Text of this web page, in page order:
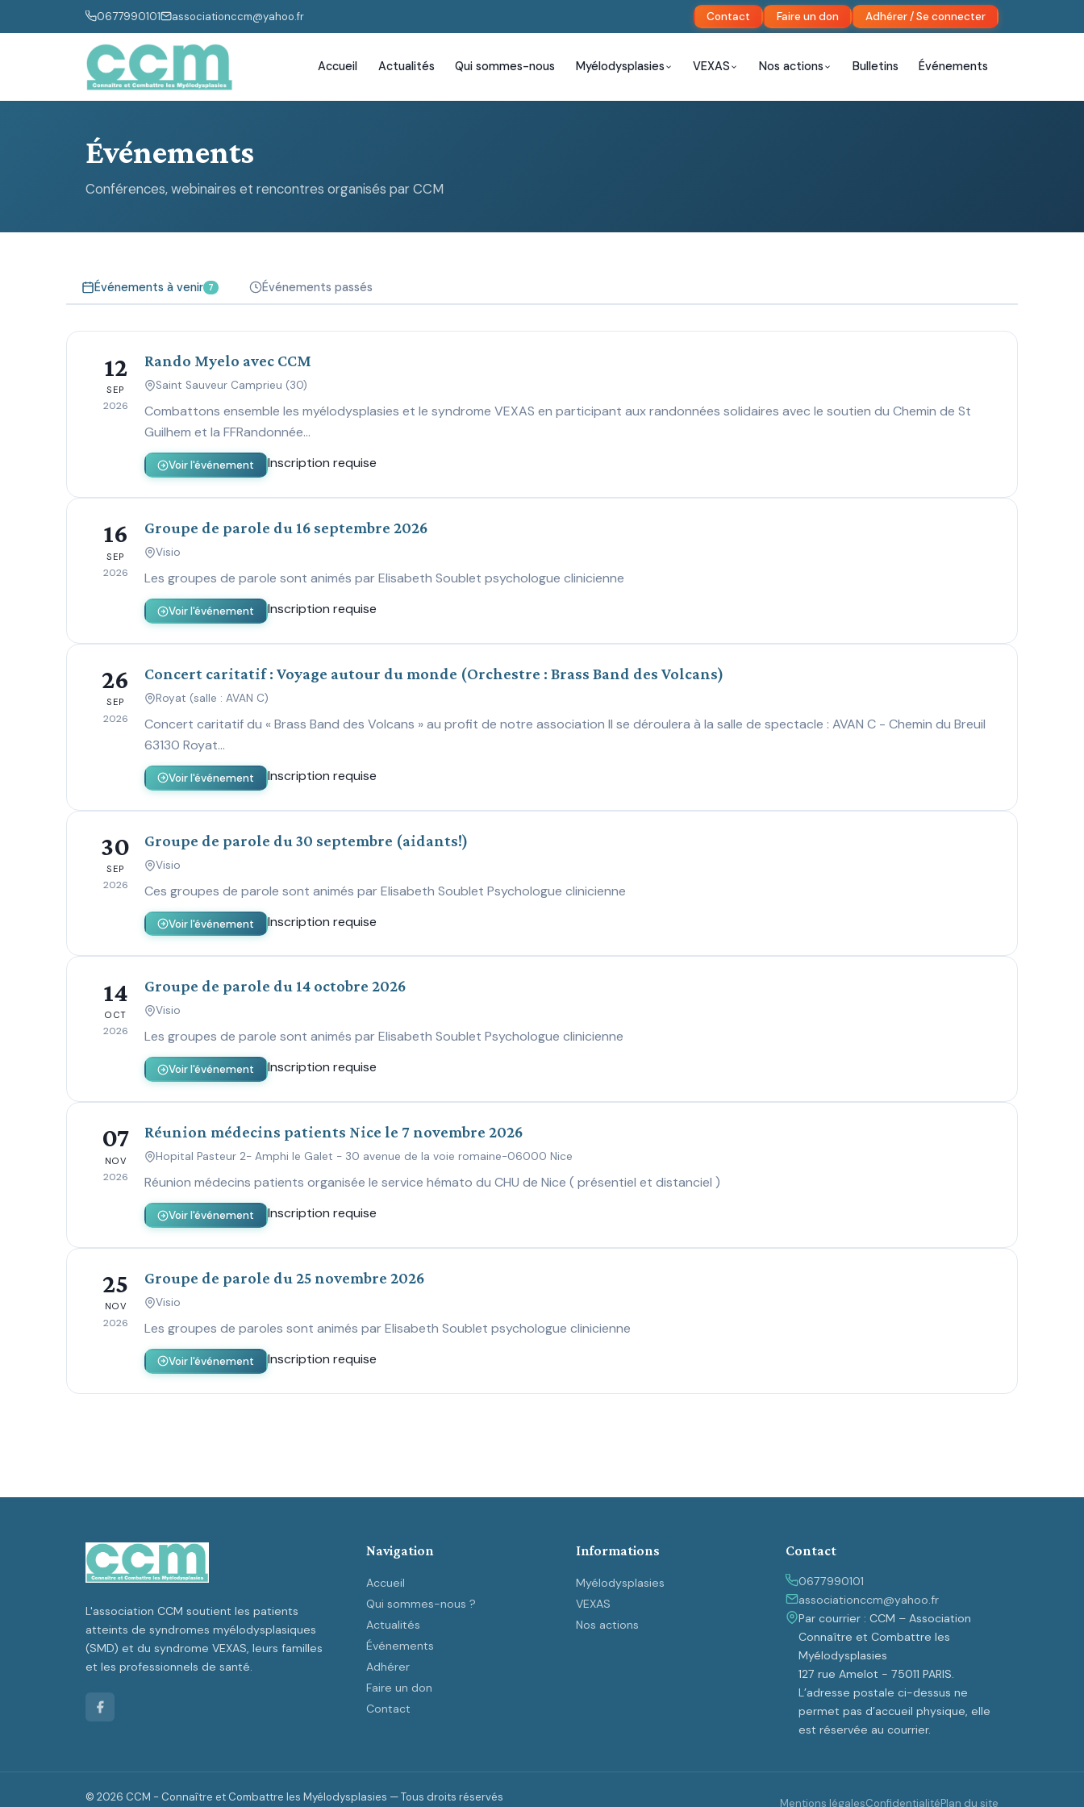
0677990101 associationccm@yahoo.fr Contact Faire un don Adhérer / Se connecter
Accueil Actualités Qui sommes-nous Myélodysplasies VEXAS Nos actions Bulletins Événements
Événements
Conférences, webinaires et rencontres organisés par CCM
Événements à venir 7 Événements passés
12
SEP
2026
Rando Myelo avec CCM
Saint Sauveur Camprieu (30)
Combattons ensemble les myélodysplasies et le syndrome VEXAS en participant aux randonnées solidaires avec le soutien du Chemin de St
Guilhem et la FFRandonnée…
Voir l'événement Inscription requise
16
SEP
2026
Groupe de parole du 16 septembre 2026
Visio
Les groupes de parole sont animés par Elisabeth Soublet psychologue clinicienne
Voir l'événement Inscription requise
26
SEP
2026
Concert caritatif : Voyage autour du monde (Orchestre : Brass Band des Volcans)
Royat (salle : AVAN C)
Concert caritatif du « Brass Band des Volcans » au profit de notre association Il se déroulera à la salle de spectacle : AVAN C - Chemin du Breuil
63130 Royat…
Voir l'événement Inscription requise
30
SEP
2026
Groupe de parole du 30 septembre (aidants!)
Visio
Ces groupes de parole sont animés par Elisabeth Soublet Psychologue clinicienne
Voir l'événement Inscription requise
14
OCT
2026
Groupe de parole du 14 octobre 2026
Visio
Les groupes de parole sont animés par Elisabeth Soublet Psychologue clinicienne
Voir l'événement Inscription requise
07
NOV
2026
Réunion médecins patients Nice le 7 novembre 2026
Hopital Pasteur 2- Amphi le Galet - 30 avenue de la voie romaine-06000 Nice
Réunion médecins patients organisée le service hémato du CHU de Nice ( présentiel et distanciel )
Voir l'événement Inscription requise
25
NOV
2026
Groupe de parole du 25 novembre 2026
Visio
Les groupes de paroles sont animés par Elisabeth Soublet psychologue clinicienne
Voir l'événement Inscription requise
L'association CCM soutient les patients
atteints de syndromes myélodysplasiques
(SMD) et du syndrome VEXAS, leurs familles
et les professionnels de santé.
Navigation
Accueil
Qui sommes-nous ?
Actualités
Événements
Adhérer
Faire un don
Contact
Informations
Myélodysplasies
VEXAS
Nos actions
Contact
0677990101
associationccm@yahoo.fr
Par courrier : CCM – Association
Connaître et Combattre les
Myélodysplasies
127 rue Amelot - 75011 PARIS.
L’adresse postale ci-dessus ne
permet pas d’accueil physique, elle
est réservée au courrier.
© 2026 CCM - Connaître et Combattre les Myélodysplasies — Tous droits réservés Mentions légalesConfidentialitéPlan du site